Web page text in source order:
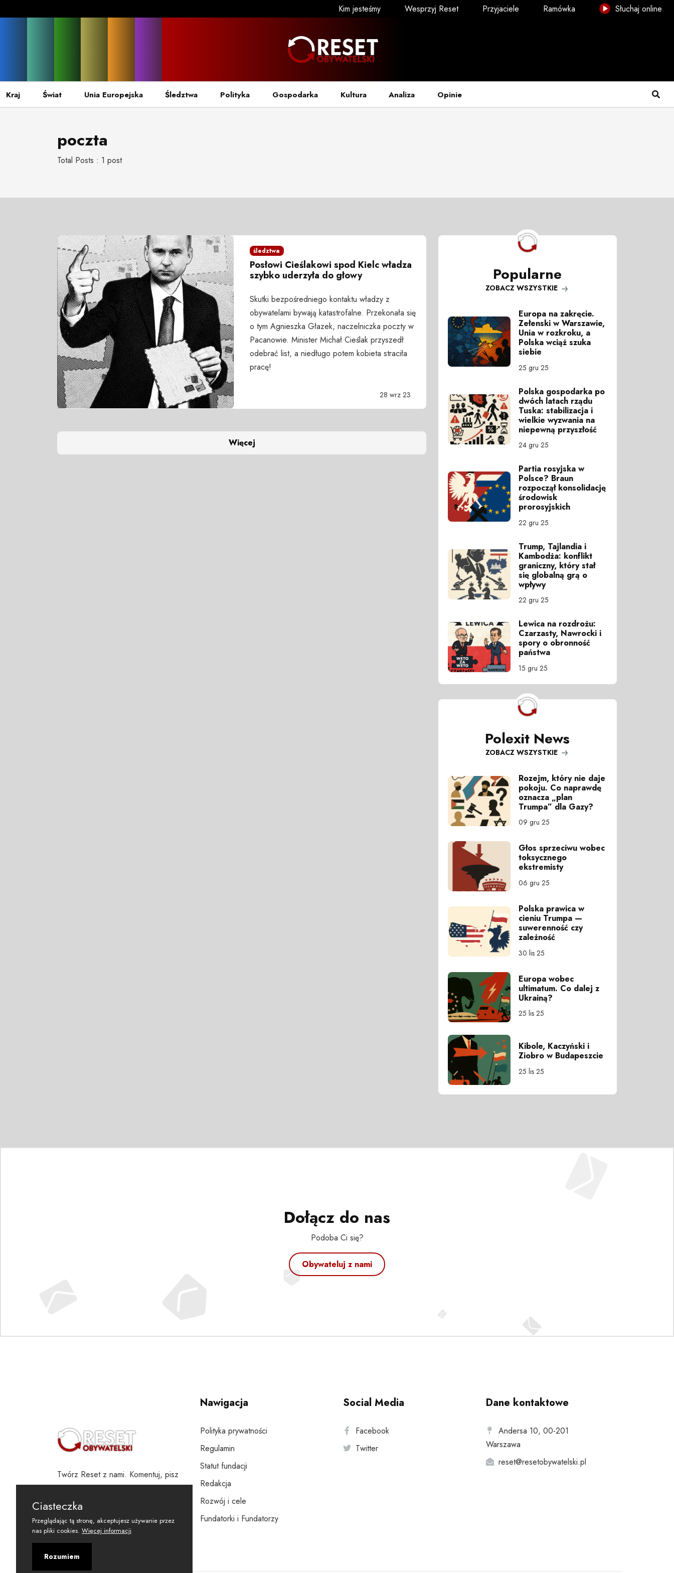
Kim jesteśmy Wesprzyj Reset Przyjaciele Ramówka Słuchaj online
Kraj Świat Unia Europejska Śledztwa Polityka Gospodarka Kultura Analiza Opinie
poczta
Total Posts : 1 post
śledztwa
Posłowi Cieślakowi spod Kielc władza
szybko uderzyła do głowy
Skutki bezpośredniego kontaktu władzy z
obywatelami bywają katastrofalne. Przekonała się
o tym Agnieszka Głazek, naczelniczka poczty w
Pacanowie. Minister Michał Cieślak przyszedł
odebrać list, a niedługo potem kobieta straciła
pracę!
28 wrz 23
Więcej
Popularne
ZOBACZ WSZYSTKIE
Europa na zakręcie.
Zełenski w Warszawie,
Unia w rozkroku, a
Polska wciąż szuka
siebie
25 gru 25
Polska gospodarka po
dwóch latach rządu
Tuska: stabilizacja i
wielkie wyzwania na
niepewną przyszłość
24 gru 25
Partia rosyjska w
Polsce? Braun
rozpoczął konsolidację
środowisk
prorosyjskich
22 gru 25
Trump, Tajlandia i
Kambodża: konflikt
graniczny, który stał
się globalną grą o
wpływy
22 gru 25
Lewica na rozdrożu:
Czarzasty, Nawrocki i
spory o obronność
państwa
15 gru 25
Polexit News
ZOBACZ WSZYSTKIE
Rozejm, który nie daje
pokoju. Co naprawdę
oznacza „plan
Trumpa” dla Gazy?
09 gru 25
Głos sprzeciwu wobec
toksycznego
ekstremisty
06 gru 25
Polska prawica w
cieniu Trumpa —
suwerenność czy
zależność
30 lis 25
Europa wobec
ultimatum. Co dalej z
Ukrainą?
25 lis 25
Kibole, Kaczyński i
Ziobro w Budapeszcie
25 lis 25
Dołącz do nas
Podoba Ci się?
Obywateluj z nami
Twórz Reset z nami. Komentuj, pisz
i wspieraj
Nawigacja
Polityka prywatności
Regulamin
Statut fundacji
Redakcja
Rozwój i cele
Fundatorki i Fundatorzy
Social Media
Facebook
Twitter
Dane kontaktowe
Andersa 10, 00-201
Warszawa
reset@resetobywatelski.pl
Ciasteczka
Przeglądając tą stronę, akceptujesz używanie przez
nas pliki cookies. Więcej informacji
Rozumiem